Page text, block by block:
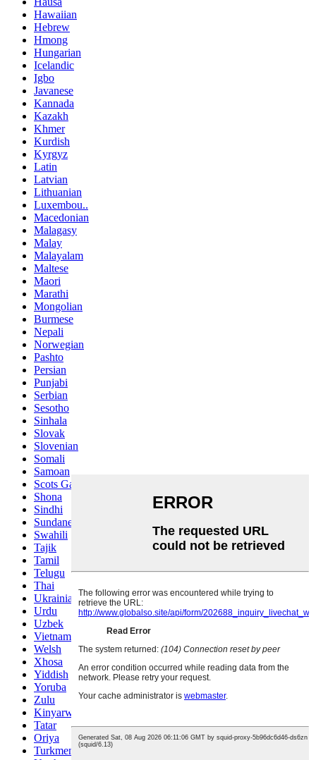
Hawaiian
Hebrew
Hmong
Hungarian
Icelandic
Igbo
Javanese
Kannada
Kazakh
Khmer
Kurdish
Kyrgyz
Latin
Latvian
Lithuanian
Luxembou..
Macedonian
Malagasy
Malay
Malayalam
Maltese
Maori
Marathi
Mongolian
Burmese
Nepali
Norwegian
Pashto
Persian
Punjabi
Serbian
Sesotho
Sinhala
Slovak
Slovenian
Somali
Samoan
Scots Gaelic
Shona
Sindhi
Sundanese
Swahili
Tajik
Tamil
Telugu
Thai
Ukrainian
Urdu
Uzbek
Vietnamese
Welsh
Xhosa
Yiddish
Yoruba
Zulu
Kinyarwanda
Tatar
Oriya
Turkmen